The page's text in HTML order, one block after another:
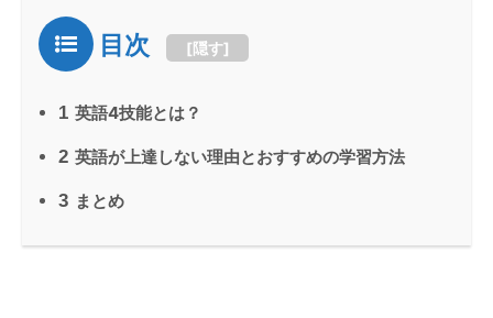
目次 [隠す]
1 英語4技能とは？
2 英語が上達しない理由とおすすめの学習方法
3 まとめ